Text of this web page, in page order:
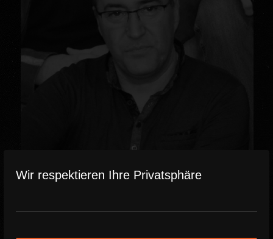
Wir respektieren Ihre Privatsphäre